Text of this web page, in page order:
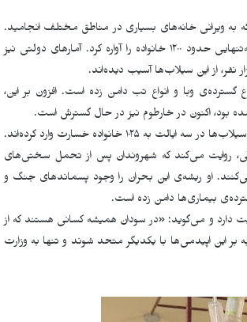
به ویرانی خانه‌های بسیاری در مناطق مختلف انجامید.
به گزارش سازمان بین‌المللی مهاجرت، سیل در منطقه‌ی «خرطوم بحری» به‌تنهایی حدود ۱۲۰۰ خانواده را آواره کرد. آمارهای دولتی نیز
وبا و انواع تب دامن زده است. افزون بر این،
بود، اکنون در خارطوم نیز در حال گسترش است.
روایت می‌کند که شهروندان پس از تحمل سختی‌های
او ریشه‌ی این بحران را وجود پسماندهای جنگ و
بیماری‌ها دامن زده است.
دارد و می‌گوید: «در سودان همیشه کسانی هستند که از
این اپیدمی‌ها با یکدیگر متحد شوند و تنها به وزارت